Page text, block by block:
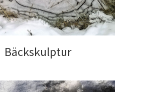
Bäckskulptur